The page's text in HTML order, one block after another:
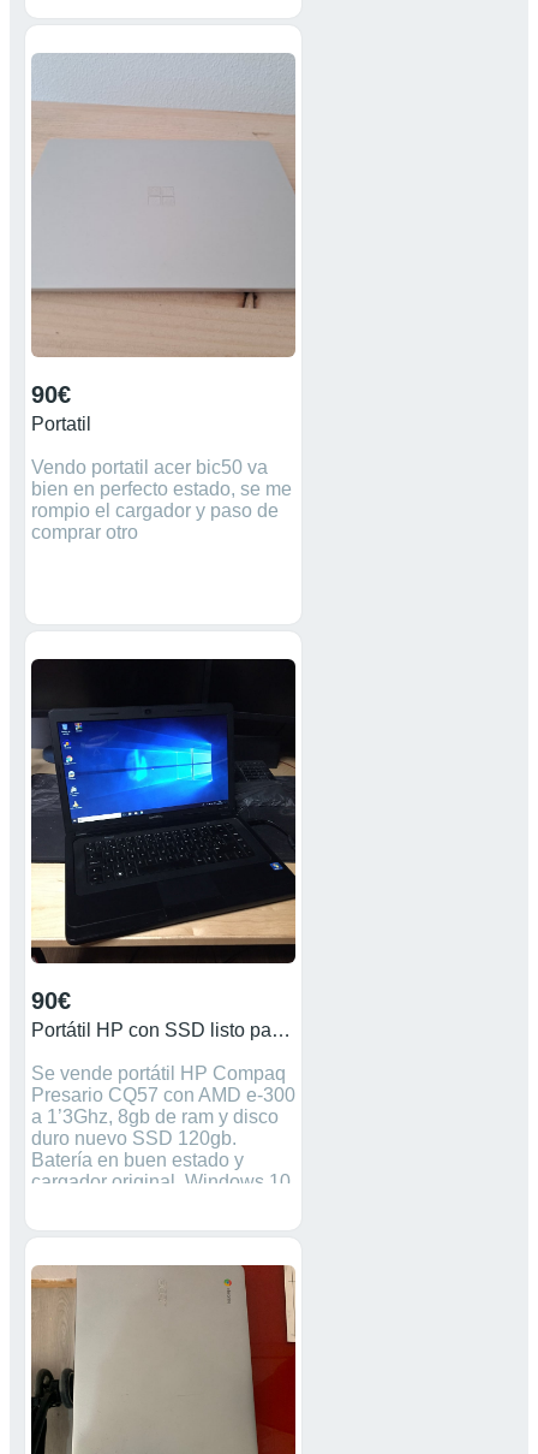
nada a su funcionamiento.
muerto, que apenas se aprecia
funcionamiento del ordenador,
ver última foto. Se entrega sin
cargador, no contesto a ofertas
absurdas y no acepto cambios
90€
Portatil
Vendo portatil acer bic50 va
bien en perfecto estado, se me
rompio el cargador y paso de
comprar otro
90€
Portátil HP con SSD listo para usar
Se vende portátil HP Compaq
Presario CQ57 con AMD e-300
a 1’3Ghz, 8gb de ram y disco
duro nuevo SSD 120gb.
Batería en buen estado y
cargador original. Windows 10
actualizaciones y problemas
office y antivirus, word, Excel..
regaló web Cam full he, cable
vga para tv, maletín de otra
medida, auriculares con micro
usb nuevos. El portátil tiene
una pequeña mancha en la
pantalla en la que se ve algo
más de luz que no afecta para
nada a su rendimiento. Lo